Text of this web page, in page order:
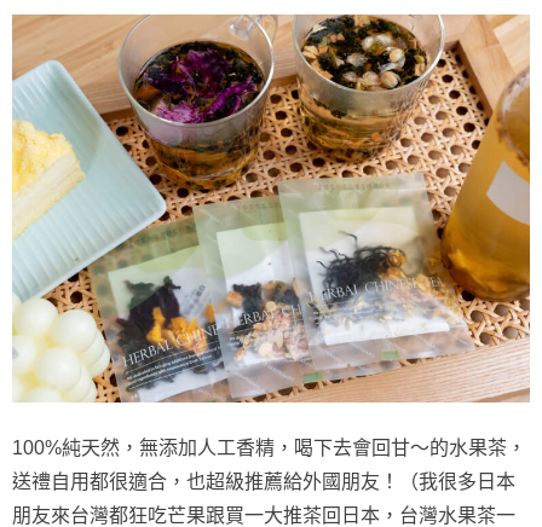
100%純天然，無添加人工香精，喝下去會回甘～的水果茶，
送禮自用都很適合，也超級推薦給外國朋友！（我很多日本
朋友來台灣都狂吃芒果跟買一大推茶回日本，台灣水果茶一